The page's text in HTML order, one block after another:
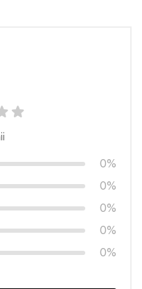
0%
0%
0%
0%
0%